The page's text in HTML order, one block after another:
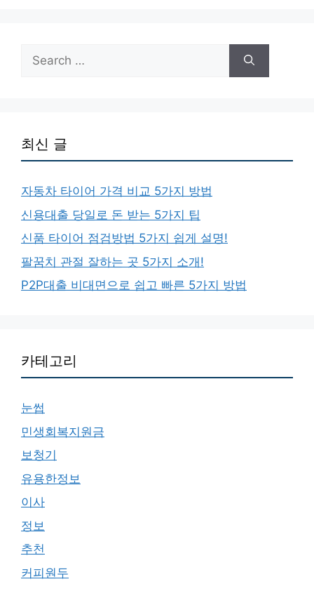
Search
for:
최신 글
자동차 타이어 가격 비교 5가지 방법
신용대출 당일로 돈 받는 5가지 팁
신품 타이어 점검방법 5가지 쉽게 설명!
팔꿈치 관절 잘하는 곳 5가지 소개!
P2P대출 비대면으로 쉽고 빠른 5가지 방법
카테고리
눈썹
민생회복지원금
보청기
유용한정보
이사
정보
추천
커피원두